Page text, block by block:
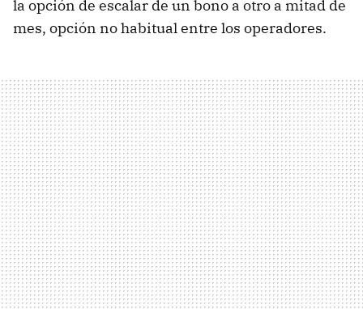
la opción de escalar de un bono a otro a mitad de
mes, opción no habitual entre los operadores.